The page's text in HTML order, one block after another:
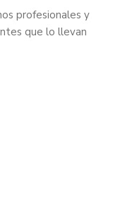
profesionales y
que lo llevan